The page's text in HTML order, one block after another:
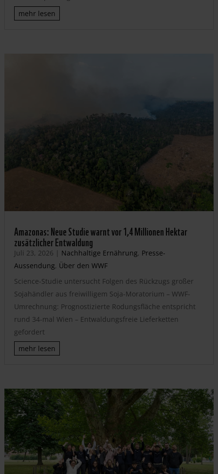
mehr lesen
Amazonas: Neue Studie warnt vor 1,4 Millionen Hektar
zusätzlicher Entwaldung
Juli 23, 2026 | Nachhaltige Ernährung, Presse-
Aussendung, Über den WWF
Science-Studie untersucht Folgen des Rückzugs großer
Sojahändler aus freiwilligem Soja-Moratorium – WWF-
Umrechnung: Prognostizierte Rodungsfläche entspricht
rund 34-mal Wien – Entwaldungsfreie Lieferketten
gefordert
mehr lesen